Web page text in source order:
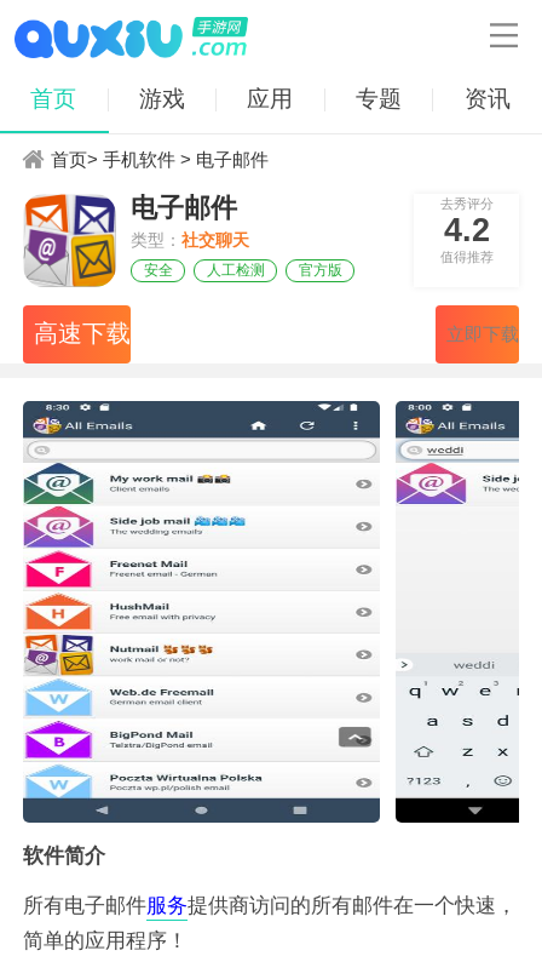

首页 游戏 应用 专题 资讯
首页>手机软件 > 电子邮件
电子邮件
类型：社交聊天
安全 人工检测 官方版
去秀评分
4.2
值得推荐
高速下载 立即下载
软件简介
所有电子邮件服务提供商访问的所有邮件在一个快速，
简单的应用程序！